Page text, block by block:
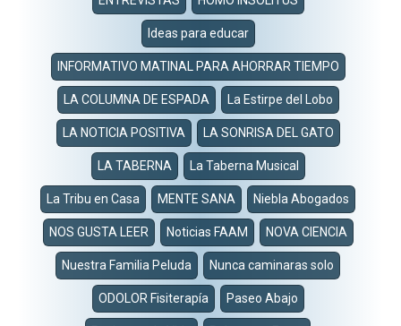
Ideas para educar
INFORMATIVO MATINAL PARA AHORRAR TIEMPO
LA COLUMNA DE ESPADA La Estirpe del Lobo
LA NOTICIA POSITIVA LA SONRISA DEL GATO
LA TABERNA La Taberna Musical
La Tribu en Casa MENTE SANA Niebla Abogados
NOS GUSTA LEER Noticias FAAM NOVA CIENCIA
Nuestra Familia Peluda Nunca caminaras solo
ODOLOR Fisiterapía Paseo Abajo